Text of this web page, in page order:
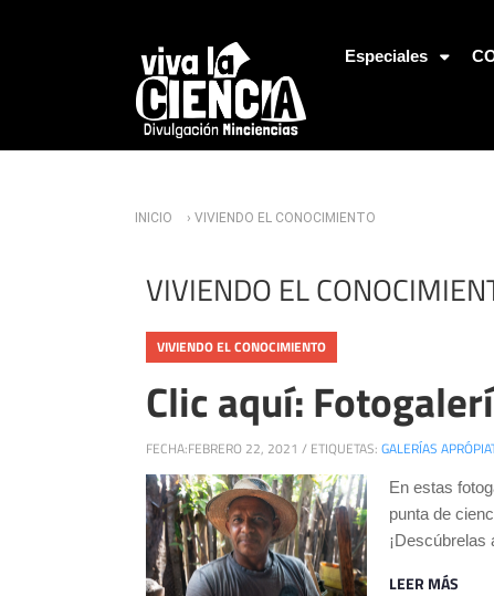
Especiales
Usted está aquí
INICIO › VIVIENDO EL CONOCIMIENTO
VIVIENDO EL
VIVIENDO EL CONOCIMIENTO
Clic aquí:
FECHA:FEBRERO 22, 2021 / ETIQUETAS: GALERÍAS
En estas
punta de
¡Descúbrelas
LEER MÁS